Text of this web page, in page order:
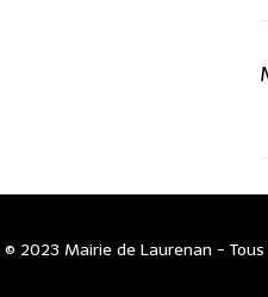
© 2023 Mairie de Laurenan -